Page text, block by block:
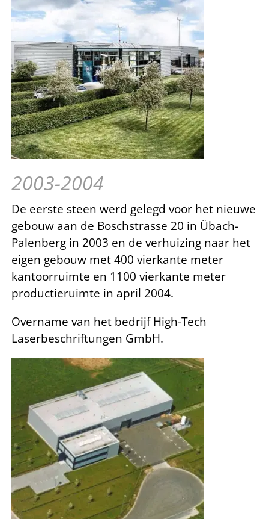
2003-2004
De eerste steen werd gelegd voor het nieuwe
gebouw aan de Boschstrasse 20 in Übach-
Palenberg in 2003 en de verhuizing naar het
eigen gebouw met 400 vierkante meter
kantoorruimte en 1100 vierkante meter
productieruimte in april 2004.
Overname van het bedrijf High-Tech
Laserbeschriftungen GmbH.